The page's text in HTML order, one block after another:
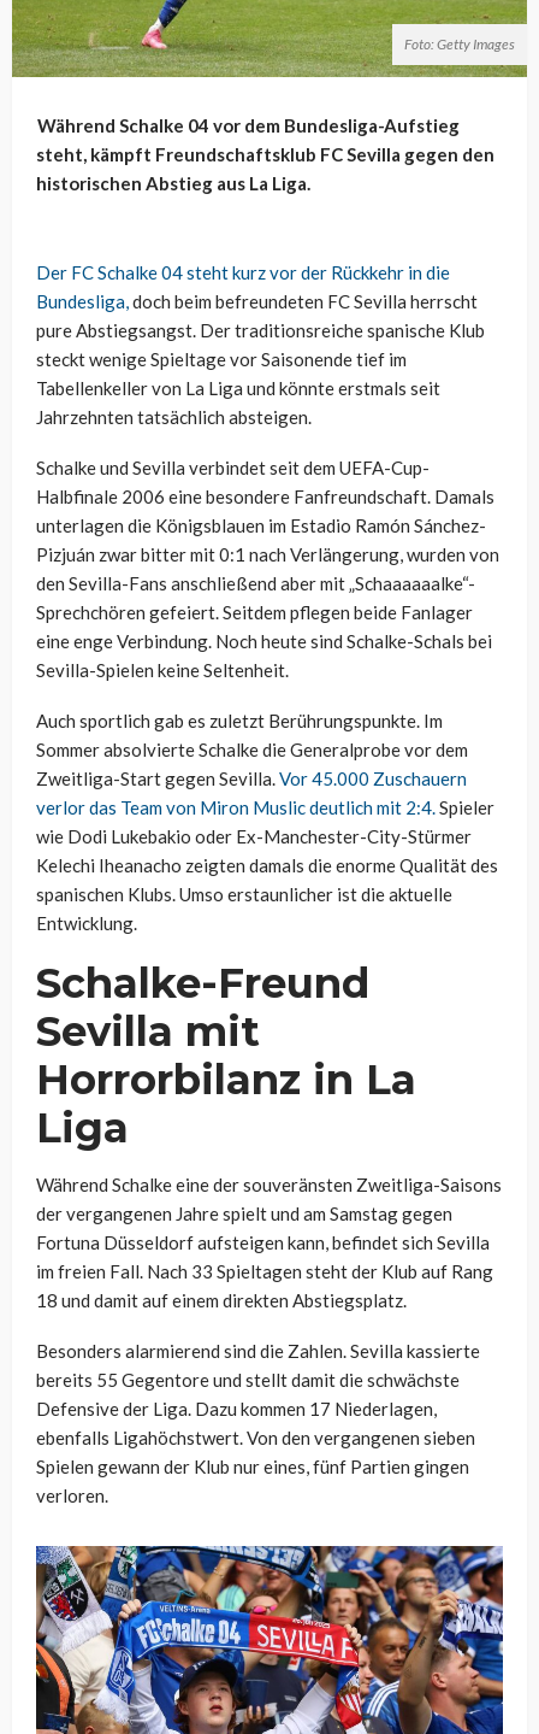
Foto: Getty Images
Während Schalke 04 vor dem Bundesliga-Aufstieg
steht, kämpft Freundschaftsklub FC Sevilla gegen den
historischen Abstieg aus La Liga.
Der FC Schalke 04 steht kurz vor der Rückkehr in die
Bundesliga,doch beim befreundeten FC Sevilla herrscht
pure Abstiegsangst. Der traditionsreiche spanische Klub
steckt wenige Spieltage vor Saisonende tief im
Tabellenkeller von La Liga und könnte erstmals seit
Jahrzehnten tatsächlich absteigen.
Schalke und Sevilla verbindet seit dem UEFA-Cup-
Halbfinale 2006 eine besondere Fanfreundschaft. Damals
unterlagen die Königsblauen im Estadio Ramón Sánchez-
Pizjuán zwar bitter mit 0:1 nach Verlängerung, wurden von
den Sevilla-Fans anschließend aber mit „Schaaaaaalke“-
Sprechchören gefeiert. Seitdem pflegen beide Fanlager
eine enge Verbindung. Noch heute sind Schalke-Schals bei
Sevilla-Spielen keine Seltenheit.
Auch sportlich gab es zuletzt Berührungspunkte. Im
Sommer absolvierte Schalke die Generalprobe vor dem
Zweitliga-Start gegen Sevilla.Vor 45.000 Zuschauern
verlor das Team von Miron Muslic deutlich mit 2:4.Spieler
wie Dodi Lukebakio oder Ex-Manchester-City-Stürmer
Kelechi Iheanacho zeigten damals die enorme Qualität des
spanischen Klubs. Umso erstaunlicher ist die aktuelle
Entwicklung.
Schalke-Freund
Sevilla mit
Horrorbilanz in La
Liga
Während Schalke eine der souveränsten Zweitliga-Saisons
der vergangenen Jahre spielt und am Samstag gegen
Fortuna Düsseldorf aufsteigen kann, befindet sich Sevilla
im freien Fall. Nach 33 Spieltagen steht der Klub auf Rang
18 und damit auf einem direkten Abstiegsplatz.
Besonders alarmierend sind die Zahlen. Sevilla kassierte
bereits 55 Gegentore und stellt damit die schwächste
Defensive der Liga. Dazu kommen 17 Niederlagen,
ebenfalls Ligahöchstwert. Von den vergangenen sieben
Spielen gewann der Klub nur eines, fünf Partien gingen
verloren.